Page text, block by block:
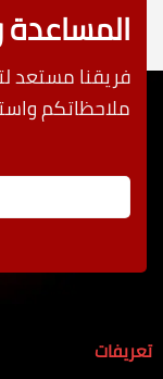
المساعدة
فريقنا مستعد
ملاحظاتكم
تعريفات